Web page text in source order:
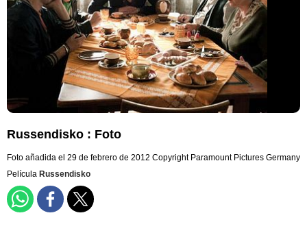
Russendisko : Foto
Foto añadida el 29 de febrero de 2012 Copyright Paramount Pictures Germany
Película Russendisko